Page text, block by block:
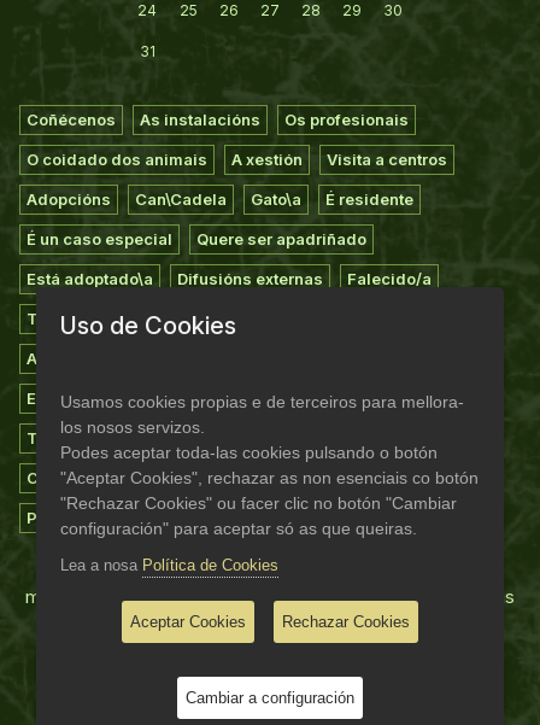
24 25 26 27 28 29 30
31
Coñécenos As instalacións Os profesionais
O coidado dos animais A xestión Visita a centros
Adopcións Can\Cadela Gato\a É residente
É un caso especial Quere ser apadriñado
Está adoptado\a Difusións externas Falecido/a
Todos os animais Extravíos
Apadriñamiento
Empresas colaboradoras Suxestións Agradecementos
Teaming do refuxio Novas
Consellos Documentos Programa madriñas/padriños
Pagamentos dixitais
Moitas grazas a todas as persoas socias, voluntarias,
madriñas e tamén a empresas comprometidas como estas
Uso de Cookies
Usamos cookies propias e de terceiros para mellora-
los nosos servizos.
Podes aceptar toda-las cookies pulsando o botón
"Aceptar Cookies", rechazar as non esenciais co botón
"Rechazar Cookies" ou facer clic no botón "Cambiar
configuración" para aceptar só as que queiras.
Lea a nosa Política de Cookies
Aceptar Cookies Rechazar Cookies
Cambiar a configuración